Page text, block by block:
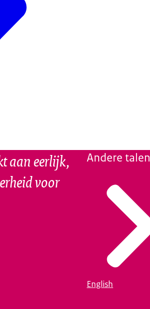
aan eerlijk,
voor
Andere talen
English